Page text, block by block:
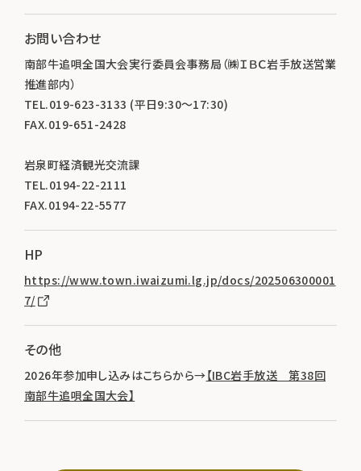
お問い合わせ
南部牛追唄全国大会実行委員会事務局（㈱ＩＢＣ岩手放送営業
推進部内）
TEL.019-623-3133 (平日9:30～17:30)
FAX.019-651-2428
岩泉町経済観光交流課
TEL.0194-22-2111
FAX.0194-22-5577
HP
https://www.town.iwaizumi.lg.jp/docs/202506300001
7/
その他
2026年参加申し込みはこちらから→【IBC岩手放送 第38回
南部牛追唄全国大会】